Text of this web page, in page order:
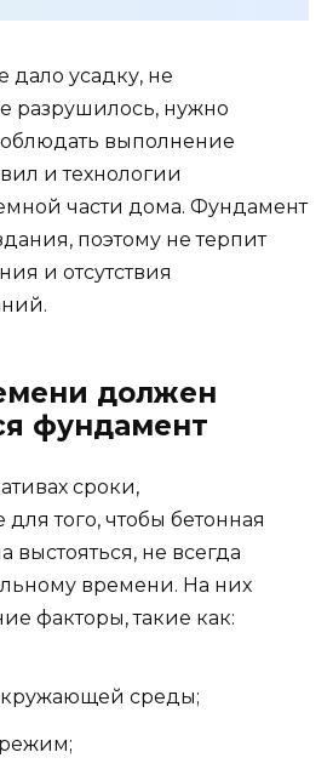
дало усадку, не
разрушилось, нужно
выполнение
и технологии
части дома. Фундамент
поэтому не терпит
и отсутствия
должен
фундамент
сроки,
того, чтобы бетонная
выстояться, не всегда
времени. На них
факторы, такие как:
среды;